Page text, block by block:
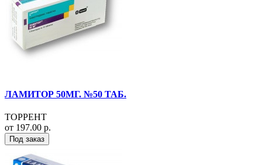
ЛАМИТОР 50МГ. №50 ТАБ.
ТОРРЕНТ
от 197.00 р.
Под заказ